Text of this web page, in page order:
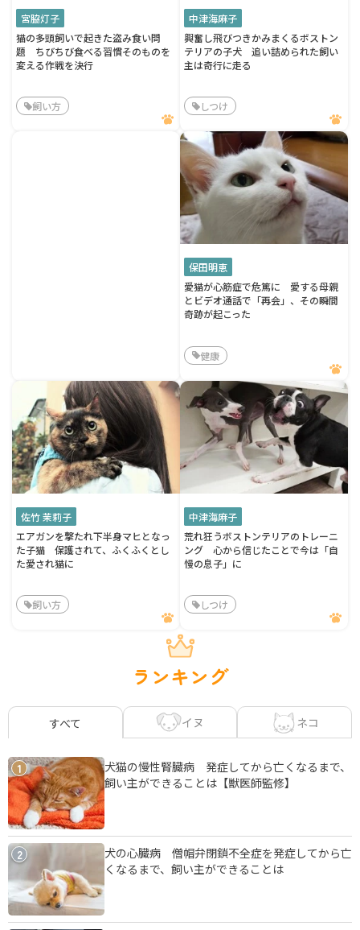
宮脇灯子
猫の多頭飼いで起きた盗み食い問
題 ちびちび食べる習慣そのものを
変える作戦を決行
飼い方
中津海麻子
興奮し飛びつきかみまくるボストン
テリアの子犬 追い詰められた飼い
主は奇行に走る
しつけ
保田明恵
愛猫が心筋症で危篤に 愛する母親
とビデオ通話で「再会」、その瞬間
奇跡が起こった
健康
佐竹 茉莉子
エアガンを撃たれ下半身マヒとなっ
た子猫 保護されて、ふくふくとし
た愛され猫に
飼い方
中津海麻子
荒れ狂うボストンテリアのトレーニ
ング 心から信じたことで今は「自
慢の息子」に
しつけ
ランキング
すべて イヌ ネコ
1
犬猫の慢性腎臓病 発症してから亡くなるまで、
飼い主ができることは【獣医師監修】
2
犬の心臓病 僧帽弁閉鎖不全症を発症してから亡
くなるまで、飼い主ができることは